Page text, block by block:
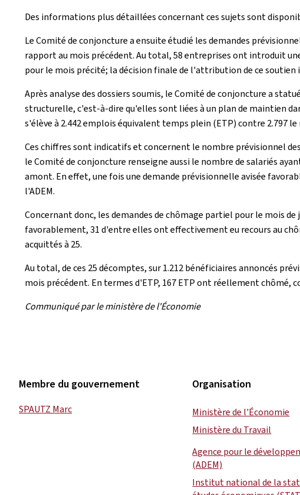
Des informations plus détaillées concernant ces sujets sont
Le Comité de conjoncture a ensuite étudié les demandes
rapport au mois précédent. Au total, 58 entreprises ont introduit
pour le mois précité; la décision finale de l'attribution de ce soutien
Après analyse des dossiers soumis, le Comité de conjoncture a
structurelle, c'est-à-dire qu'elles sont liées à un plan de maintien
s'élève à 2.442 emplois équivalent temps plein (ETP) contre 2.797
Ces chiffres sont indicatifs et concernent le nombre prévisionnel
le Comité de conjoncture renseigne aussi le nombre de salariés
amont. En effet, une fois une demande prévisionnelle avisée
l'ADEM.
Concernant donc, les demandes de chômage partiel pour le mois
favorablement, 31 d'entre elles ont effectivement eu recours au
acquittés à 25.
Au total, de ces 25 décomptes, sur 1.212 bénéficiaires annoncés
mois précédent. En termes d'ETP, 167 ETP ont réellement chômé,
Communiqué par le ministère de l'Économie
Membre du gouvernement
SPAUTZ Marc
Organisation
Ministère de l'Économie
Ministère du Travail
Agence pour le
(ADEM)
Institut national de la